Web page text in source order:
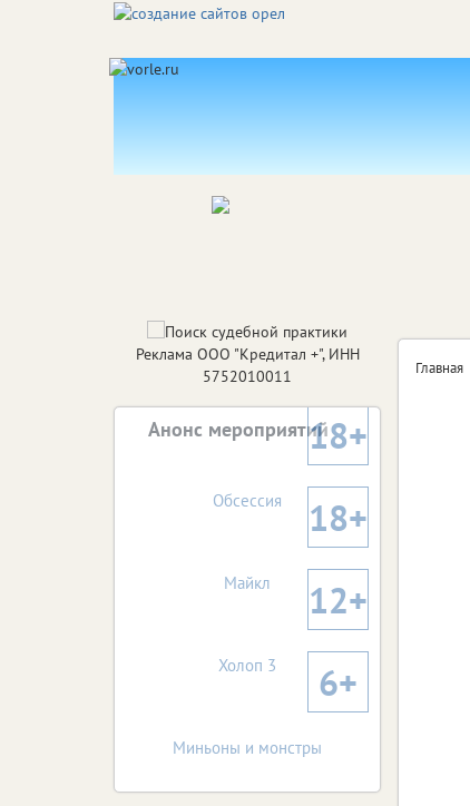
Главная
Реклама ООО "Кредитал +", ИНН
5752010011
Анонс мероприятий18+
Обсессия 18+
Майкл 12+
Холоп 3 6+
Миньоны и монстры